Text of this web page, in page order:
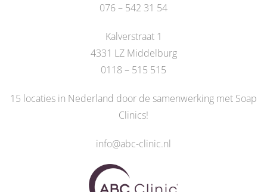
076 – 542 31 54
Kalverstraat 1
4331 LZ Middelburg
0118 – 515 515
15 locaties in Nederland door de samenwerking met Soap
Clinics!
info@abc-clinic.nl